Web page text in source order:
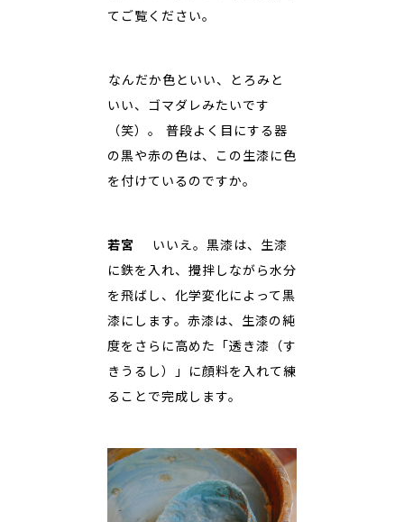
てご覧ください。
――なんだか色といい、とろみと
いい、ゴマダレみたいです
（笑）。 普段よく目にする器
の黒や赤の色は、この生漆に色
を付けているのですか。
若宮
いいえ。黒漆は、生漆
に鉄を入れ、攪拌しながら水分
を飛ばし、化学変化によって黒
漆にします。赤漆は、生漆の純
度をさらに高めた「透き漆（す
きうるし）」に顔料を入れて練
ることで完成します。